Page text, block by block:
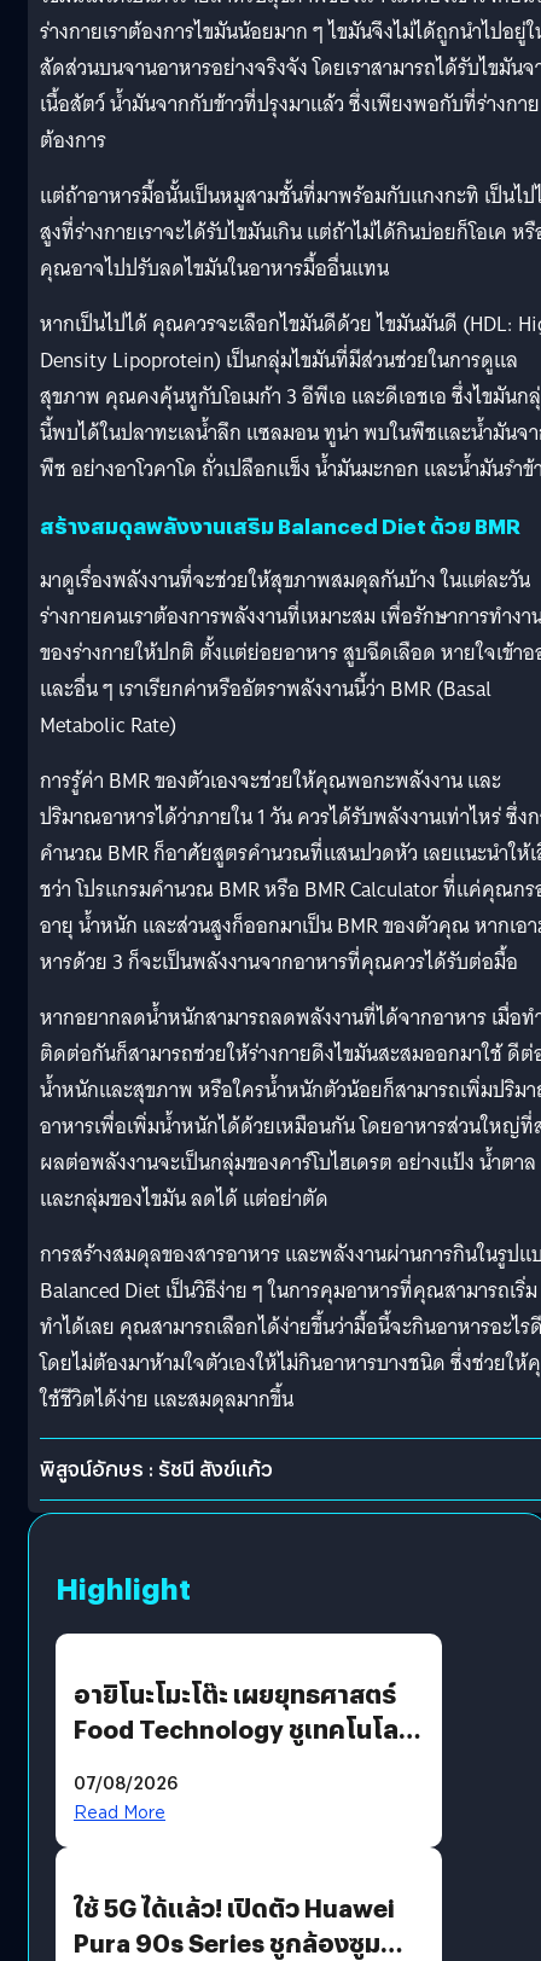
ร่างกายเราต้องการไขมันน้อยมาก ๆ ไขมันจึงไม่ได้ถูกนำไปอยู่
สัดส่วนบนจานอาหารอย่างจริงจัง โดยเราสามารถได้รับไขมัน
เนื้อสัตว์ น้ำมันจากกับข้าวที่ปรุงมาแล้ว ซึ่งเพียงพอกับที่ร่างกาย
ต้องการ
แต่ถ้าอาหารมื้อนั้นเป็นหมูสามชั้นที่มาพร้อมกับแกงกะทิ เป็นไป
สูงที่ร่างกายเราจะได้รับไขมันเกิน แต่ถ้าไม่ได้กินบ่อยก็โอเค ห
คุณอาจไปปรับลดไขมันในอาหารมื้ออื่นแทน
หากเป็นไปได้ คุณควรจะเลือกไขมันดีด้วย ไขมันมันดี (HDL:
Density Lipoprotein) เป็นกลุ่มไขมันที่มีส่วนช่วยในการดูแล
สุขภาพ คุณคงคุ้นหูกับโอเมก้า 3 อีพีเอ และดีเอชเอ ซึ่งไขมันก
นี้พบได้ในปลาทะเลน้ำลึก แซลมอน ทูน่า พบในพืชและน้ำมันจ
พืช อย่างอาโวคาโด ถั่วเปลือกแข็ง น้ำมันมะกอก และน้ำมันรำข้
สร้างสมดุลพลังงานเสริม Balanced Diet ด้วย BMR
มาดูเรื่องพลังงานที่จะช่วยให้สุขภาพสมดุลกันบ้าง ในแต่ละวัน
ร่างกายคนเราต้องการพลังงานที่เหมาะสม เพื่อรักษาการทำงา
ของร่างกายให้ปกติ ตั้งแต่ย่อยอาหาร สูบฉีดเลือด หายใจเข้า
และอื่น ๆ เราเรียกค่าหรืออัตราพลังงานนี้ว่า BMR (Basal
Metabolic Rate)
การรู้ค่า BMR ของตัวเองจะช่วยให้คุณพอกะพลังงาน และ
ปริมาณอาหารได้ว่าภายใน 1 วัน ควรได้รับพลังงานเท่าไหร่ ซึ่ง
คำนวณ BMR ก็อาศัยสูตรคำนวณที่แสนปวดหัว เลยแนะนำให้
ชว่า โปรแกรมคำนวณ BMR หรือ BMR Calculator ที่แค่คุณก
อายุ น้ำหนัก และส่วนสูงก็ออกมาเป็น BMR ของตัวคุณ หากเอ
หารด้วย 3 ก็จะเป็นพลังงานจากอาหารที่คุณควรได้รับต่อมื้อ
หากอยากลดน้ำหนักสามารถลดพลังงานที่ได้จากอาหาร เมื่อท
ติดต่อกันก็สามารถช่วยให้ร่างกายดึงไขมันสะสมออกมาใช้ ดีต่
น้ำหนักและสุขภาพ หรือใครน้ำหนักตัวน้อยก็สามารถเพิ่มปริม
อาหารเพื่อเพิ่มน้ำหนักได้ด้วยเหมือนกัน โดยอาหารส่วนใหญ่ที่
ผลต่อพลังงานจะเป็นกลุ่มของคาร์โบไฮเดรต อย่างแป้ง น้ำตาล
และกลุ่มของไขมัน ลดได้ แต่อย่าตัด
การสร้างสมดุลของสารอาหาร และพลังงานผ่านการกินในรูปแ
Balanced Diet เป็นวิธีง่าย ๆ ในการคุมอาหารที่คุณสามารถเริ่ม
ทำได้เลย คุณสามารถเลือกได้ง่ายขึ้นว่ามื้อนี้จะกินอาหารอะไร
โดยไม่ต้องมาห้ามใจตัวเองให้ไม่กินอาหารบางชนิด ซึ่งช่วยใ
ใช้ชีวิตได้ง่าย และสมดุลมากขึ้น
พิสูจน์อักษร : รัชนี สังข์แก้ว
Highlight
อายิโนะโมะโต๊ะ เผยยุทธศาสตร์
Food Technology ชูเทคโนโลยี
บริโภคและ B2B
07/08/2026
Read More
ใช้ 5G ได้แล้ว! เปิดตัว Huawei
Pura 90s Series ชูกล้องซูม